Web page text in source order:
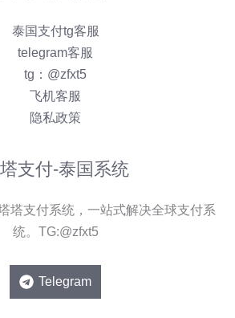
泰国支付tg客服
telegram客服
tg：@zfxt5
飞机客服
隐私政策
支付-泰国系统
塔支付系统，一站式解决全球支付系
统。TG:@zfxt5
Telegram